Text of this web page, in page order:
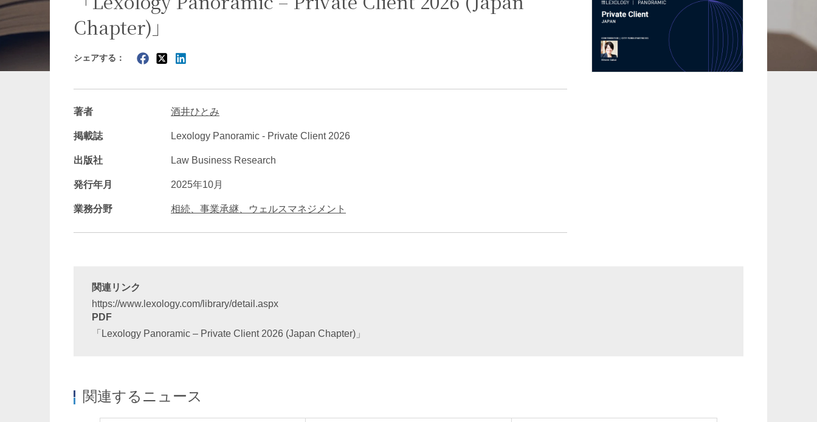
製造業
TMT／テクノロジー・メディ
暗号資産・NFT
相続、事業承継、ウェルスマ
インフラ／PFI／PPP
Chapter)」
シェアする：
著者 酒井ひとみ
掲載誌 Lexology Panoramic - Private Client 2026
出版社 Law Business Research
発行年月 2025年10月
業務分野 相続、事業承継、ウェルスマネジメント
関連リンク
https://www.lexology.com/library/detail.aspx
PDF
「Lexology Panoramic – Private Client 2026 (Japan Chapter)」
関連するニュース